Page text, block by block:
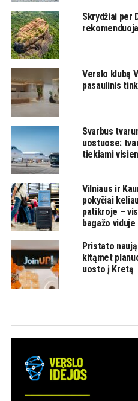
Skrydžiai per
Verslo klubą
pasaulinis
Svarbus
uostuose:
tiekiami
Vilniaus ir
pokyčiai
patikroje –
bagažo viduje
Pristato
kitąmet
uosto į Kretą